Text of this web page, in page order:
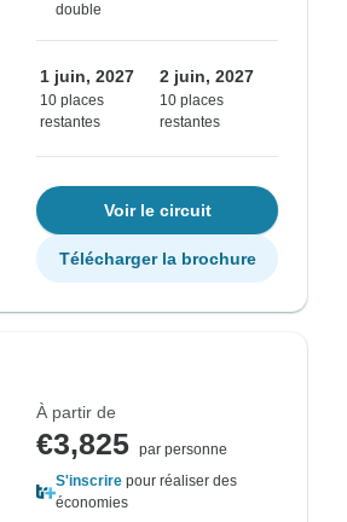
double
1 juin, 2027
10 places
restantes
2 juin, 2027
10 places
restantes
Voir le circuit
Télécharger la brochure
À partir de
€3,825 par personne
S'inscrire pour réaliser des
économies